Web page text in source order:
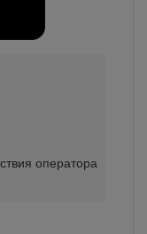
оператора